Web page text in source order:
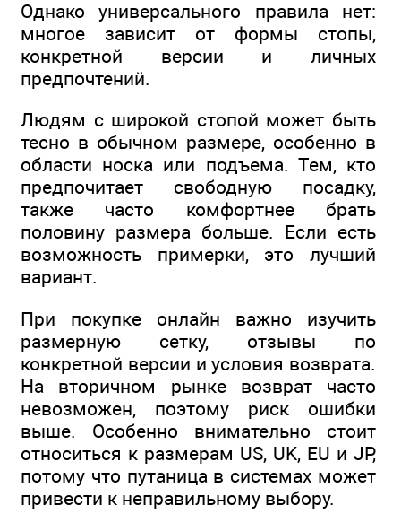
Однако универсального правила нет:
многое зависит от формы стопы,
конкретной версии и личных
предпочтений.
Людям с широкой стопой может быть
тесно в обычном размере, особенно в
области носка или подъема. Тем, кто
предпочитает свободную посадку,
также часто комфортнее брать
половину размера больше. Если есть
возможность примерки, это лучший
вариант.
При покупке онлайн важно изучить
размерную сетку, отзывы по
конкретной версии и условия возврата.
На вторичном рынке возврат часто
невозможен, поэтому риск ошибки
выше. Особенно внимательно стоит
относиться к размерам US, UK, EU и JP,
потому что путаница в системах может
привести к неправильному выбору.